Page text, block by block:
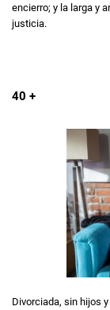
encierro; y la larga y
justicia.
40 +
Divorciada, sin hijos